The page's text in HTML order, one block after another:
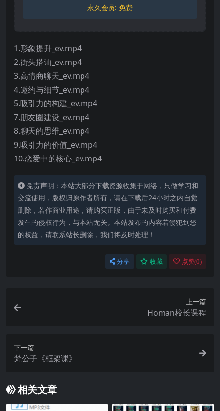
永久会员: 免费
1.形象提升_ev.mp4
2.街头搭讪_ev.mp4
3.高情商聊天_ev.mp4
4.邀约与细节_ev.mp4
5.吸引力的构建_ev.mp4
7.朋友圈建设_ev.mp4
8.聊天的思维_ev.mp4
9.吸引力的价值_ev.mp4
10.恋爱中的核心_ev.mp4
免责声明：本站大部分下载资源收集于网络，只做学习和
交流使用，版权归原作者所有，请在下载后24小时之内自觉
删除，若作商业用途，请购买正版，由于未及时购买和付费
发生的侵权行为，与本站无关。本站发布的内容若侵犯到您
的权益，请联系站长删除，我们将及时处理！
分享 收藏 点赞(0)
上一篇
Homan校长课程
下一篇
梵公子《框架课》
相关文章